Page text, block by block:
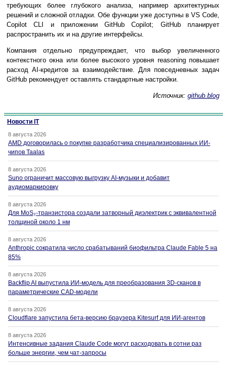
требующих более глубокого анализа, например архитектурных
решений и сложной отладки. Обе функции уже доступны в VS Code,
Copilot CLI и приложении GitHub Copilot; GitHub планирует
распространить их и на другие интерфейсы.
Компания отдельно предупреждает, что выбор увеличенного
контекстного окна или более высокого уровня reasoning повышает
расход AI-кредитов за взаимодействие. Для повседневных задач
GitHub рекомендует оставлять стандартные настройки.
Источник: github.blog
Новости IT
8 августа 2026
AMD договорилась о покупке разработчика специализированных ИИ-
чипов Taalas
8 августа 2026
Suno ограничит массовую выгрузку AI-музыки и добавит
аудиомаркировку
8 августа 2026
Для MoS₂-транзистора создали затворный диэлектрик с эквивалентной
толщиной около 1 нм
8 августа 2026
Anthropic сократила число срабатываний биофильтра Claude Fable 5 на
85%
8 августа 2026
Backflip AI выпустила ИИ-модель для преобразования 3D-сканов в
параметрические CAD-модели
8 августа 2026
Cloudflare запустила бета-версию браузера Kitesurf для ИИ-агентов
8 августа 2026
Интенсивные задания Claude Code могут расходовать в сотни раз
больше энергии, чем чат-запросы